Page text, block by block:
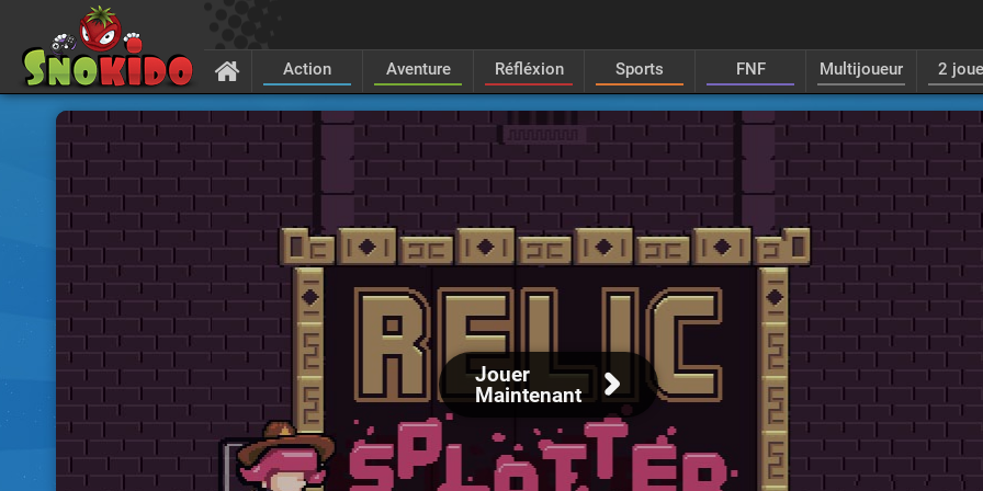
Action Aventure Réfléxion Sports FNF Multijoueur 2
Jouer
Maintenant